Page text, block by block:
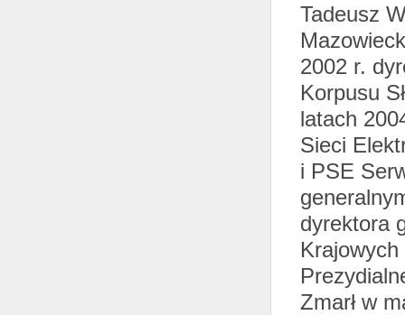
Tadeusz
2002 r.
Korpusu
latach
Sieci
i PSE
dyrektora
Zmarł w